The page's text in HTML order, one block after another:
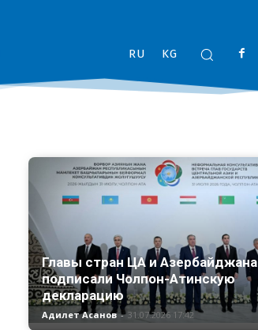
RU KG
Главы стран ЦА и Азербайджана
подписали Чолпон-Атинскую
декларацию
Адилет Асанов - 31.07.2026 17:42